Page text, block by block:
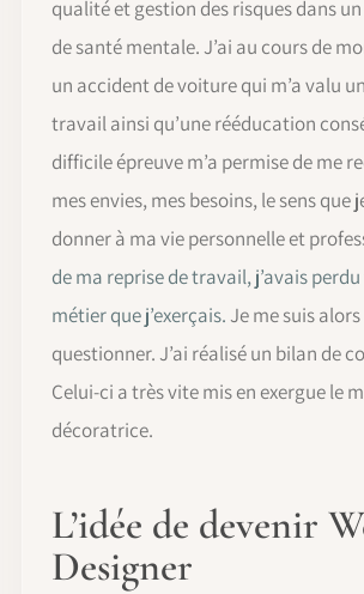
qualité et gestion des risques dans
de santé mentale. J’ai au cours de
un accident de voiture qui m’a valu
travail ainsi qu’une rééducation
difficile épreuve m’a permise de me
mes envies, mes besoins, le sens que
donner à ma vie personnelle et
de ma reprise de travail, j’avais
métier que j’exerçais.Je me suis
questionner. J’ai réalisé un bilan de
Celui-ci a très vite mis en exergue le
décoratrice.
L’idée de devenir
Designer